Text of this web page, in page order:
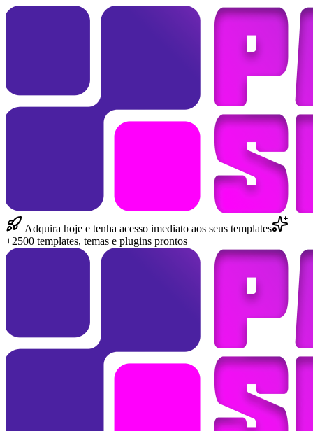
Adquira hoje e tenha acesso imediato aos seus templates
+2500 templates, temas e plugins prontos